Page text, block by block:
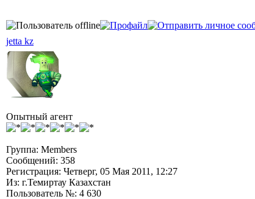
jetta kz
Опытный агент
Группа: Members
Сообщений: 358
Регистрация: Четверг, 05 Мая 2011, 12:27
Из: г.Темиртау Казахстан
Пользователь №: 4 630